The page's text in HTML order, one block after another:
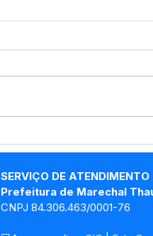
avança na
de mudas fortalece
produtor rural
SERVIÇO DE
Prefeitura de Marechal
CNPJ 84.306.463/0001-76